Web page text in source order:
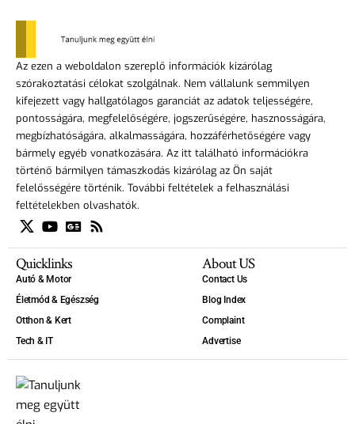
Az ezen a weboldalon szereplő információk kizárólag
szórakoztatási célokat szolgálnak. Nem vállalunk semmilyen
kifejezett vagy hallgatólagos garanciát az adatok teljességére,
pontosságára, megfelelőségére, jogszerűségére, hasznosságára,
megbízhatóságára, alkalmasságára, hozzáférhetőségére vagy
bármely egyéb vonatkozására. Az itt található információkra
történő bármilyen támaszkodás kizárólag az Ön saját
felelősségére történik. További feltételek a felhasználási
feltételekben olvashatók.
Quicklinks
Autó & Motor
Életmód & Egészség
Otthon & Kert
Tech & IT
About US
Contact Us
Blog Index
Complaint
Advertise